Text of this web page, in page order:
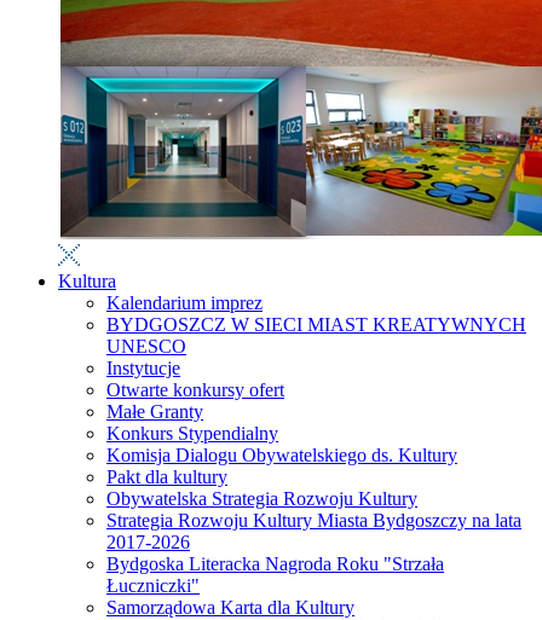
Kultura
Kalendarium imprez
BYDGOSZCZ W SIECI MIAST KREATYWNYCH
UNESCO
Instytucje
Otwarte konkursy ofert
Małe Granty
Konkurs Stypendialny
Komisja Dialogu Obywatelskiego ds. Kultury
Pakt dla kultury
Obywatelska Strategia Rozwoju Kultury
Strategia Rozwoju Kultury Miasta Bydgoszczy na lata
2017-2026
Bydgoska Literacka Nagroda Roku "Strzała
Łuczniczki"
Samorządowa Karta dla Kultury